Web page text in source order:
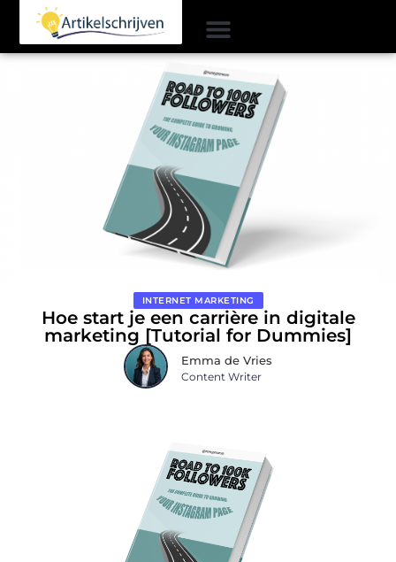
INTERNET MARKETING
Hoe start je een carrière in digitale
marketing [Tutorial for Dummies]
Emma de Vries
Content Writer